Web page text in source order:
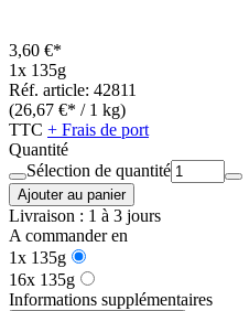
3,60 €*
1x 135g
Réf. article: 42811
(26,67 €* / 1 kg)
TTC + Frais de port
Quantité
Sélection de quantité
Ajouter au panier
Livraison : 1 à 3 jours
A commander en
1x 135g
16x 135g
Informations supplémentaires